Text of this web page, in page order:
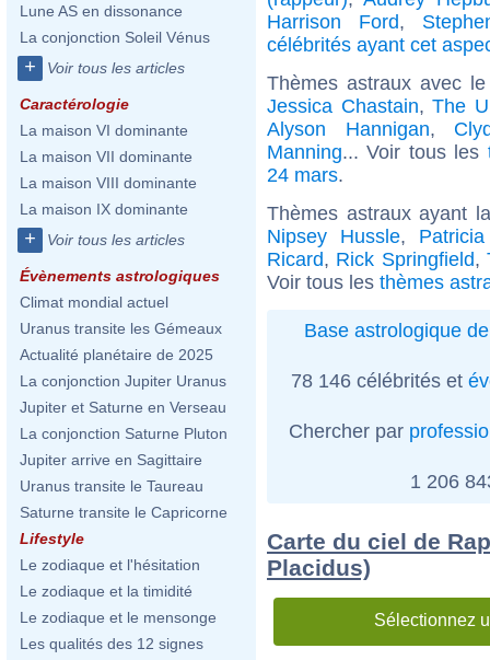
Lune AS en dissonance
La conjonction Soleil Vénus
+ Voir tous les articles
Caractérologie
La maison VI dominante
La maison VII dominante
La maison VIII dominante
La maison IX dominante
+ Voir tous les articles
Évènements astrologiques
Climat mondial actuel
Uranus transite les Gémeaux
Actualité planétaire de 2025
La conjonction Jupiter Uranus
Jupiter et Saturne en Verseau
La conjonction Saturne Pluton
Jupiter arrive en Sagittaire
Uranus transite le Taureau
Saturne transite le Capricorne
Lifestyle
Le zodiaque et l'hésitation
Le zodiaque et la timidité
Le zodiaque et le mensonge
Les qualités des 12 signes
Harrison Ford,
célébrités ayant cet
Thèmes astraux avec
Jessica Chastain,The
Alyson Hannigan,
Manning... Voir tous les
24 mars.
Thèmes astraux ayant
Nipsey Hussle,
Ricard, Rick Springfield,
Voir tous les thèmes
Base astrologique
78 146 célébrités et
Chercher par
1 206
Carte du ciel de
Placidus)
Sélectionnez